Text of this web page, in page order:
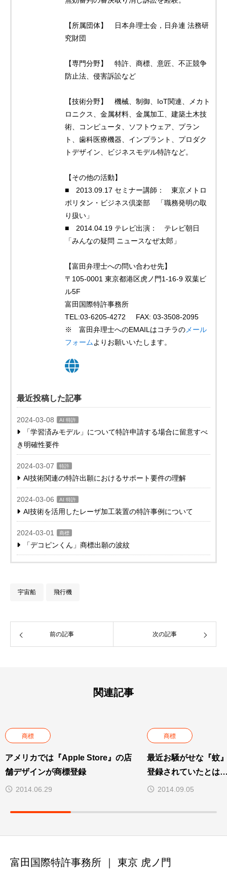
【所属団体】 日本弁理士会，日弁連 法務研
究財団
【専門分野】 特許、商標、意匠、不正競争
防止法、侵害訴訟など
【技術分野】 機械、制御、IoT関連、メカト
ロニクス、金属材料、金属加工、建築土木技
術、コンピュータ、ソフトウェア、プラン
ト、歯科医療機器、インプラント、プロダク
トデザイン、ビジネスモデル特許など。
【その他の活動】
■ 2013.09.17 セミナー講師： 東京メトロ
ポリタン・ビジネス倶楽部 「職務発明の取
り扱い」
■ 2014.04.19 テレビ出演： テレビ朝日
「みんなの疑問 ニュースなぜ太郎」
【富田弁理士への問い合わせ先】
〒105-0001 東京都港区虎ノ門1-16-9 双葉ビ
ル5F
富田国際特許事務所
TEL:03-6205-4272 FAX: 03-3508-2095
※ 富田弁理士へのEMAILはコチラの メール
フォームよりお願いいたします。
最近投稿した記事
2024-03-08 AI 特許
「学習済みモデル」について特許申請する場合に留意すべ
き明確性要件
2024-03-07 特許
AI技術関連の特許出願におけるサポート要件の理解
2024-03-06 AI 特許
AI技術を活用したレーザ加工装置の特許事例について
2024-03-01 商標
「デコピンくん」商標出願の波紋
宇宙船 飛行機
前の記事 次の記事
関連記事
商標
アメリカでは『Apple Store』の店
舗デザインが商標登録
2014.06.29
商標
最近お騒がせな『蚊
登録されていたとは
2014.09.05
富田国際特許事務所 ｜ 東京 虎ノ門